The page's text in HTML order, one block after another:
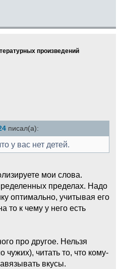
произведений
писал(а):
у вас нет детей.
мои слова.
пределах. Надо
оптимально, учитывая его
то к чему у него есть
про другое. Нельзя
чужих), читать то, что кому-
вкусы.